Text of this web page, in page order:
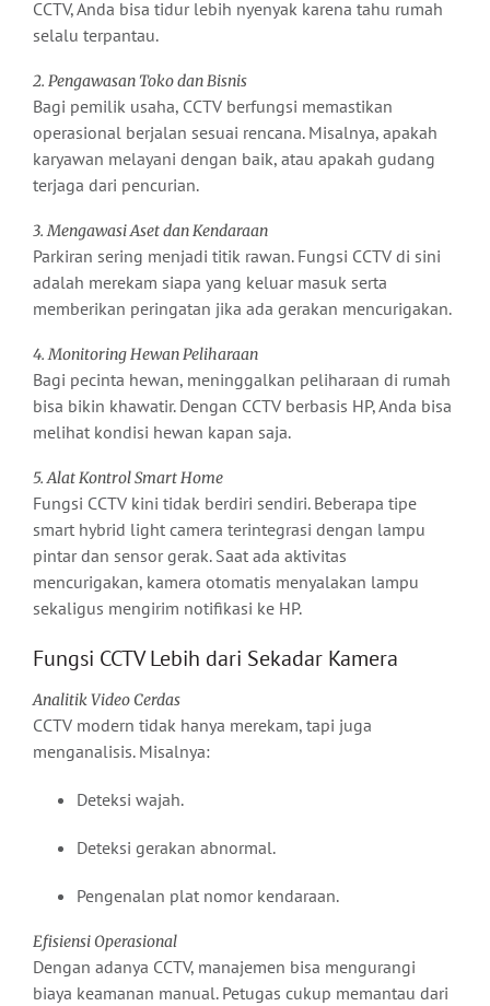
CCTV, Anda bisa tidur lebih nyenyak karena tahu rumah
selalu terpantau.
2. Pengawasan Toko dan Bisnis
Bagi pemilik usaha, CCTV berfungsi memastikan
operasional berjalan sesuai rencana. Misalnya, apakah
karyawan melayani dengan baik, atau apakah gudang
terjaga dari pencurian.
3. Mengawasi Aset dan Kendaraan
Parkiran sering menjadi titik rawan. Fungsi CCTV di sini
adalah merekam siapa yang keluar masuk serta
memberikan peringatan jika ada gerakan mencurigakan.
4. Monitoring Hewan Peliharaan
Bagi pecinta hewan, meninggalkan peliharaan di rumah
bisa bikin khawatir. Dengan CCTV berbasis HP, Anda bisa
melihat kondisi hewan kapan saja.
5. Alat Kontrol Smart Home
Fungsi CCTV kini tidak berdiri sendiri. Beberapa tipe
smart hybrid light camera terintegrasi dengan lampu
pintar dan sensor gerak. Saat ada aktivitas
mencurigakan, kamera otomatis menyalakan lampu
sekaligus mengirim notifikasi ke HP.
Fungsi CCTV Lebih dari Sekadar Kamera
Analitik Video Cerdas
CCTV modern tidak hanya merekam, tapi juga
menganalisis. Misalnya:
Deteksi wajah.
Deteksi gerakan abnormal.
Pengenalan plat nomor kendaraan.
Efisiensi Operasional
Dengan adanya CCTV, manajemen bisa mengurangi
biaya keamanan manual. Petugas cukup memantau dari